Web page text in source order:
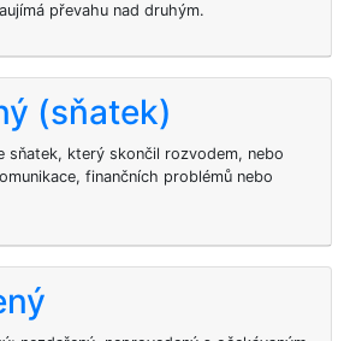
převahu nad druhým.
(sňatek)
sňatek, který skončil rozvodem, nebo
finančních problémů nebo